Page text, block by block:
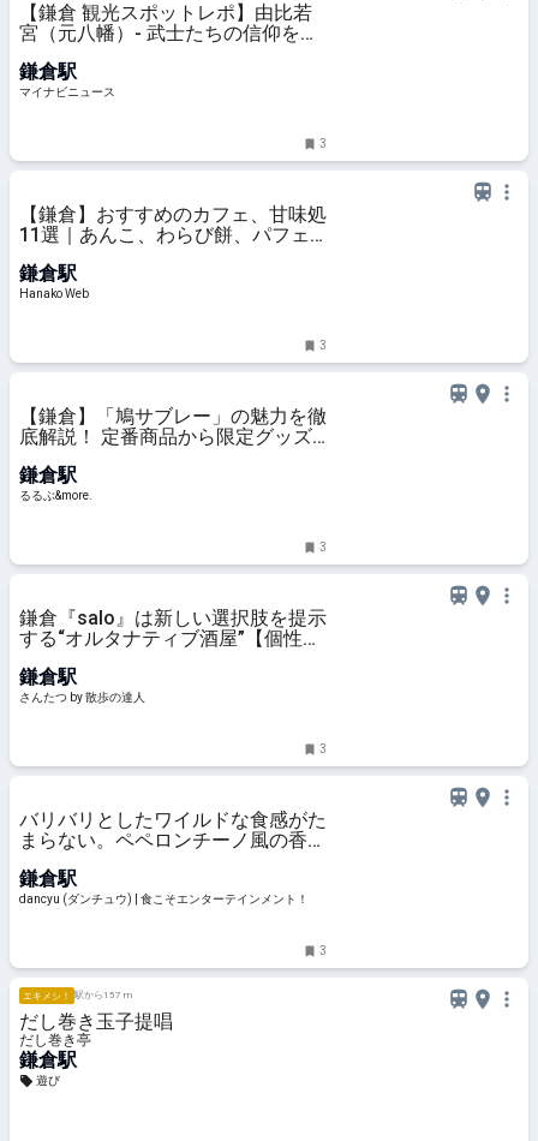
【鎌倉 観光スポットレポ】由比若
宮（元八幡）- 武士たちの信仰を集
鎌倉駅
マイナビニュース
3
【鎌倉】おすすめのカフェ、甘味処
11選｜あんこ、わらび餅、パフェ
鎌倉駅
Hanako Web
3
【鎌倉】「鳩サブレー」の魅力を徹
底解説！ 定番商品から限定グッズ
鎌倉駅
るるぶ&more.
3
鎌倉『salo』は新しい選択肢を提示
する“オルタナティブ酒屋”【個性派
by 散歩の達人
鎌倉駅
さんたつ by 散歩の達人
3
バリバリとしたワイルドな食感がた
まらない。ペペロンチーノ風の香り
ル」／『オステリア コマチーナ』
亀井良真シェフの「家つまみレシ
鎌倉駅
dancyu (ダンチュウ) | 食こそエンターテインメント！
3
エキメシ！ 駅から157 m
だし巻き玉子提唱
だし巻き亭
鎌倉駅
遊び